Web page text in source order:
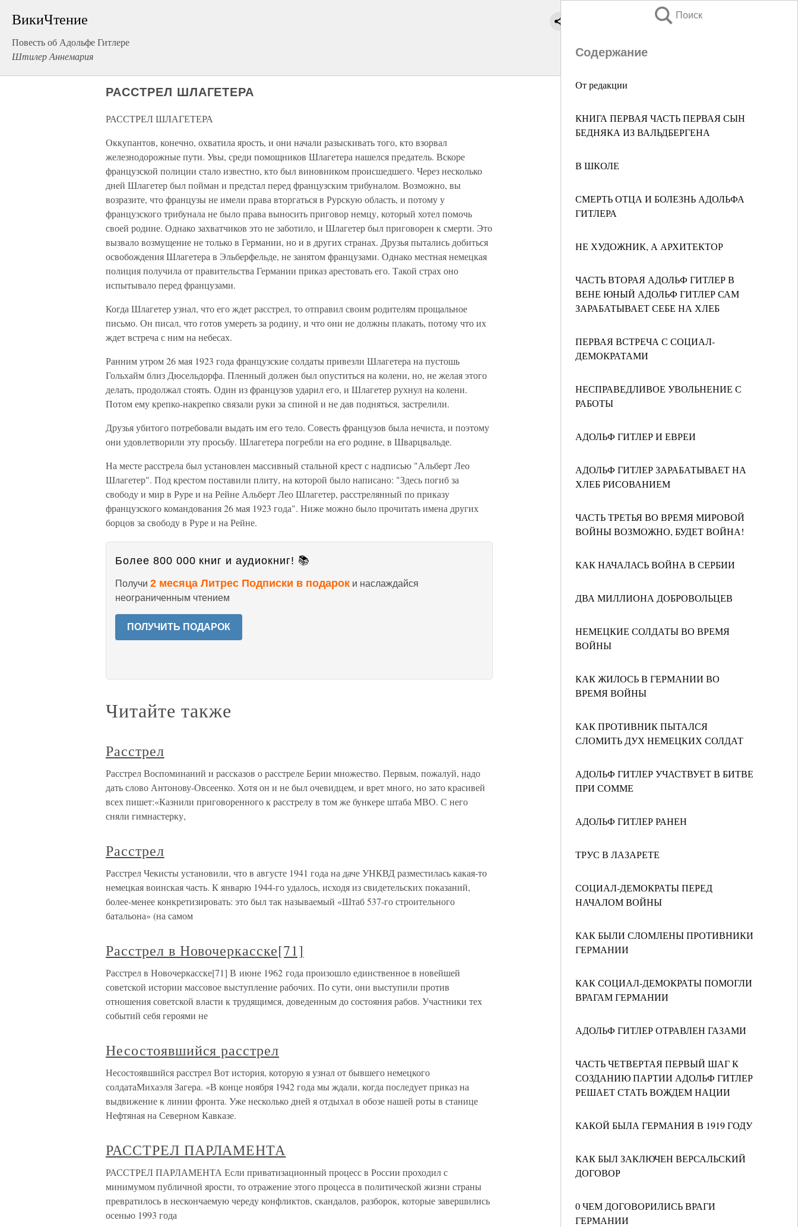
ВикиЧтение
Повесть об Адольфе Гитлере
Штилер Аннемария
Поиск
Содержание
От редакции
КНИГА ПЕРВАЯ ЧАСТЬ ПЕРВАЯ СЫН
БЕДНЯКА ИЗ ВАЛЬДБЕРГЕНА
В ШКОЛЕ
СМЕРТЬ ОТЦА И БОЛЕЗНЬ АДОЛЬФА
ГИТЛЕРА
НЕ ХУДОЖНИК, А АРХИТЕКТОР
ЧАСТЬ ВТОРАЯ АДОЛЬФ ГИТЛЕР В
ВЕНЕ ЮНЫЙ АДОЛЬФ ГИТЛЕР САМ
ЗАРАБАТЫВАЕТ СЕБЕ НА ХЛЕБ
ПЕРВАЯ ВСТРЕЧА С СОЦИАЛ-
ДЕМОКРАТАМИ
НЕСПРАВЕДЛИВОЕ УВОЛЬНЕНИЕ С
РАБОТЫ
АДОЛЬФ ГИТЛЕР И ЕВРЕИ
АДОЛЬФ ГИТЛЕР ЗАРАБАТЫВАЕТ НА
ХЛЕБ РИСОВАНИЕМ
ЧАСТЬ ТРЕТЬЯ ВО ВРЕМЯ МИРОВОЙ
ВОЙНЫ ВОЗМОЖНО, БУДЕТ ВОЙНА!
КАК НАЧАЛАСЬ ВОЙНА В СЕРБИИ
ДВА МИЛЛИОНА ДОБРОВОЛЬЦЕВ
НЕМЕЦКИЕ СОЛДАТЫ ВО ВРЕМЯ
ВОЙНЫ
КАК ЖИЛОСЬ В ГЕРМАНИИ ВО
ВРЕМЯ ВОЙНЫ
КАК ПРОТИВНИК ПЫТАЛСЯ
СЛОМИТЬ ДУХ НЕМЕЦКИХ СОЛДАТ
АДОЛЬФ ГИТЛЕР УЧАСТВУЕТ В БИТВЕ
ПРИ СОММЕ
АДОЛЬФ ГИТЛЕР РАНЕН
ТРУС В ЛАЗАРЕТЕ
СОЦИАЛ-ДЕМОКРАТЫ ПЕРЕД
НАЧАЛОМ ВОЙНЫ
КАК БЫЛИ СЛОМЛЕНЫ ПРОТИВНИКИ
ГЕРМАНИИ
КАК СОЦИАЛ-ДЕМОКРАТЫ ПОМОГЛИ
ВРАГАМ ГЕРМАНИИ
АДОЛЬФ ГИТЛЕР ОТРАВЛЕН ГАЗАМИ
ЧАСТЬ ЧЕТВЕРТАЯ ПЕРВЫЙ ШАГ К
СОЗДАНИЮ ПАРТИИ АДОЛЬФ ГИТЛЕР
РЕШАЕТ СТАТЬ ВОЖДЕМ НАЦИИ
КАКОЙ БЫЛА ГЕРМАНИЯ В 1919 ГОДУ
КАК БЫЛ ЗАКЛЮЧЕН ВЕРСАЛЬСКИЙ
ДОГОВОР
0 ЧЕМ ДОГОВОРИЛИСЬ ВРАГИ
ГЕРМАНИИ
РАССТРЕЛ ШЛАГЕТЕРА
РАССТРЕЛ ШЛАГЕТЕРА
Оккупантов, конечно, охватила ярость, и они начали разыскивать того, кто взорвал
железнодорожные пути. Увы, среди помощников Шлагетера нашелся предатель. Вскоре
французской полиции стало известно, кто был виновником происшедшего. Через несколько
дней Шлагетер был пойман и предстал перед французским трибуналом. Возможно, вы
возразите, что французы не имели права вторгаться в Рурскую область, и потому у
французского трибунала не было права выносить приговор немцу, который хотел помочь
своей родине. Однако захватчиков это не заботило, и Шлагетер был приговорен к смерти. Это
вызвало возмущение не только в Германии, но и в других странах. Друзья пытались добиться
освобождения Шлагетера в Эльберфельде, не занятом французами. Однако местная немецкая
полиция получила от правительства Германии приказ арестовать его. Такой страх оно
испытывало перед французами.
Когда Шлагетер узнал, что его ждет расстрел, то отправил своим родителям прощальное
письмо. Он писал, что готов умереть за родину, и что они не должны плакать, потому что их
ждет встреча с ним на небесах.
Ранним утром 26 мая 1923 года французские солдаты привезли Шлагетера на пустошь
Гольхайм близ Дюсельдорфа. Пленный должен был опуститься на колени, но, не желая этого
делать, продолжал стоять. Один из французов ударил его, и Шлагетер рухнул на колени.
Потом ему крепко-накрепко связали руки за спиной и не дав подняться, застрелили.
Друзья убитого потребовали выдать им его тело. Совесть французов была нечиста, и поэтому
они удовлетворили эту просьбу. Шлагетера погребли на его родине, в Шварцвальде.
На месте расстрела был установлен массивный стальной крест с надписью "Альберт Лео
Шлагетер". Под крестом поставили плиту, на которой было написано: "Здесь погиб за
свободу и мир в Руре и на Рейне Альберт Лео Шлагетер, расстрелянный по приказу
французского командования 26 мая 1923 года". Ниже можно было прочитать имена других
борцов за свободу в Руре и на Рейне.
Более 800 000 книг и аудиокниг! 📚
Получи 2 месяца Литрес Подписки в подарок и наслаждайся
неограниченным чтением
ПОЛУЧИТЬ ПОДАРОК
Читайте также
Расстрел
Расстрел Воспоминаний и рассказов о расстреле Берии множество. Первым, пожалуй, надо
дать слово Антонову-Овсеенко. Хотя он и не был очевидцем, и врет много, но зато красивей
всех пишет:«Казнили приговоренного к расстрелу в том же бункере штаба МВО. С него
сняли гимнастерку,
Расстрел
Расстрел Чекисты установили, что в августе 1941 года на даче УНКВД разместилась какая-то
немецкая воинская часть. К январю 1944-го удалось, исходя из свидетельских показаний,
более-менее конкретизировать: это был так называемый «Штаб 537-го строительного
батальона» (на самом
Расстрел в Новочеркасске[71]
Расстрел в Новочеркасске[71] В июне 1962 года произошло единственное в новейшей
советской истории массовое выступление рабочих. По сути, они выступили против
отношения советской власти к трудящимся, доведенным до состояния рабов. Участники тех
событий себя героями не
Несостоявшийся расстрел
Несостоявшийся расстрел Вот история, которую я узнал от бывшего немецкого
солдатаМихаэля Загера. «В конце ноября 1942 года мы ждали, когда последует приказ на
выдвижение к линии фронта. Уже несколько дней я отдыхал в обозе нашей роты в станице
Нефтяная на Северном Кавказе.
РАССТРЕЛ ПАРЛАМЕНТА
РАССТРЕЛ ПАРЛАМЕНТА Если приватизационный процесс в России проходил с
минимумом публичной ярости, то отражение этого процесса в политической жизни страны
превратилось в нескончаемую череду конфликтов, скандалов, разборок, которые завершились
осенью 1993 года